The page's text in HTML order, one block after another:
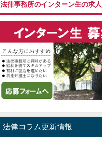
法律事務所のインターン生の求人
法律コラム更新情報